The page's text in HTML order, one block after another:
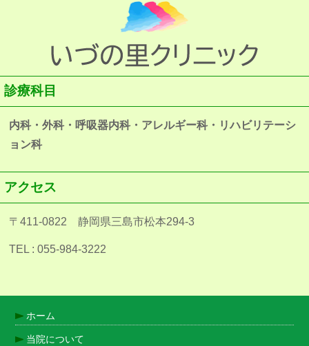
診療科目
内科・外科・呼吸器内科・アレルギー科・リハビリテーシ
ョン科
アクセス
〒411-0822 静岡県三島市松本294-3
TEL : 055-984-3222
ホーム
当院について